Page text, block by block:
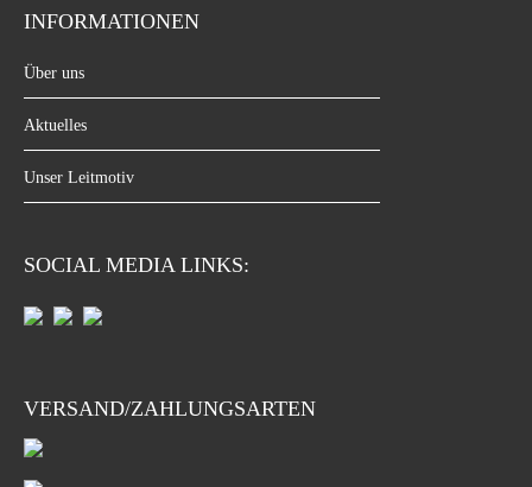
INFORMATIONEN
Über uns
Aktuelles
Unser Leitmotiv
SOCIAL MEDIA LINKS:
VERSAND/ZAHLUNGSARTEN